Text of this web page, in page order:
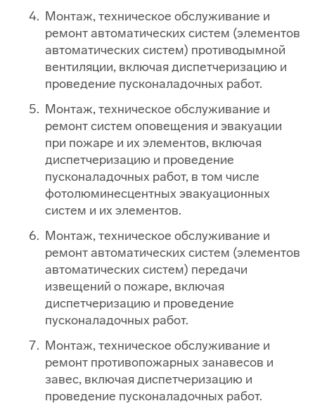
Монтаж, техническое обслуживание и
ремонт автоматических систем (элементов
автоматических систем) противодымной
вентиляции, включая диспетчеризацию и
проведение пусконаладочных работ.
Монтаж, техническое обслуживание и
ремонт систем оповещения и эвакуации
при пожаре и их элементов, включая
диспетчеризацию и проведение
пусконаладочных работ, в том числе
фотолюминесцентных эвакуационных
систем и их элементов.
Монтаж, техническое обслуживание и
ремонт автоматических систем (элементов
автоматических систем) передачи
извещений о пожаре, включая
диспетчеризацию и проведение
пусконаладочных работ.
Монтаж, техническое обслуживание и
ремонт противопожарных занавесов и
завес, включая диспетчеризацию и
проведение пусконаладочных работ.